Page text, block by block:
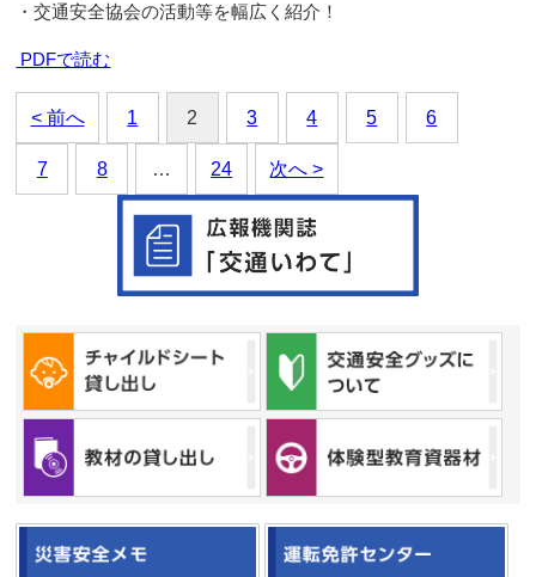
・交通安全協会の活動等を幅広く紹介！
PDFで読む
< 前へ 1 2 3 4 5 6
7 8 … 24 次へ >